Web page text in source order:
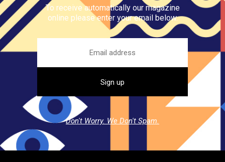
To receive automatically our magazine
online please enter your email below.
Don't Worry. We Don't Spam.